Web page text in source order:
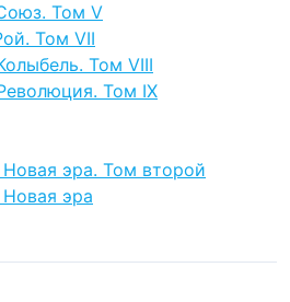
Том V
Том VII
Том VIII
Том IX
эра. Том второй
эра